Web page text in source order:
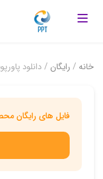
خانه / رایگان / دانلود
فایل های رایگان